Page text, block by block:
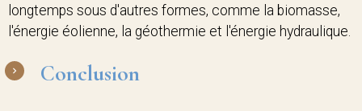
longtemps sous d'autres formes, comme la biomasse,
l'énergie éolienne, la géothermie et l'énergie hydraulique.
Conclusion